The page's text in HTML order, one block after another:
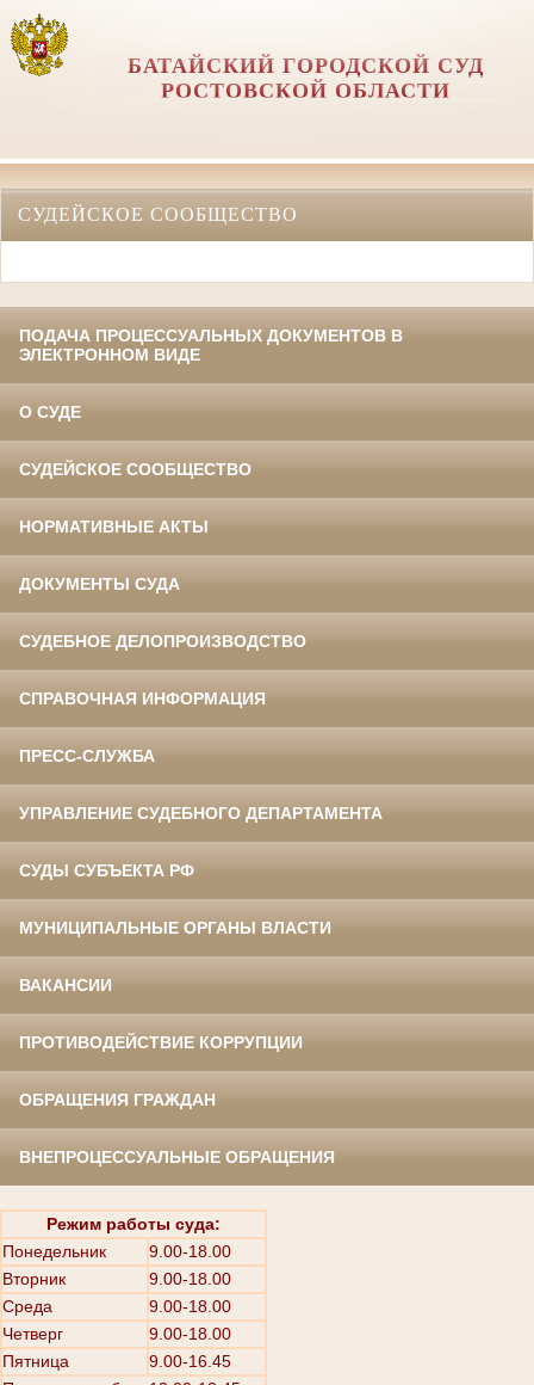
БАТАЙСКИЙ ГОРОДСКОЙ СУД
РОСТОВСКОЙ ОБЛАСТИ
СУДЕЙСКОЕ СООБЩЕСТВО
ПОДАЧА ПРОЦЕССУАЛЬНЫХ ДОКУМЕНТОВ В
ЭЛЕКТРОННОМ ВИДЕ
О СУДЕ
СУДЕЙСКОЕ СООБЩЕСТВО
НОРМАТИВНЫЕ АКТЫ
ДОКУМЕНТЫ СУДА
СУДЕБНОЕ ДЕЛОПРОИЗВОДСТВО
СПРАВОЧНАЯ ИНФОРМАЦИЯ
ПРЕСС-СЛУЖБА
УПРАВЛЕНИЕ СУДЕБНОГО ДЕПАРТАМЕНТА
СУДЫ СУБЪЕКТА РФ
МУНИЦИПАЛЬНЫЕ ОРГАНЫ ВЛАСТИ
ВАКАНСИИ
ПРОТИВОДЕЙСТВИЕ КОРРУПЦИИ
ОБРАЩЕНИЯ ГРАЖДАН
ВНЕПРОЦЕССУАЛЬНЫЕ ОБРАЩЕНИЯ
Режим работы суда:
Понедельник
9.00-18.00
Вторник
9.00-18.00
Среда
9.00-18.00
Четверг
9.00-18.00
Пятница
9.00-16.45